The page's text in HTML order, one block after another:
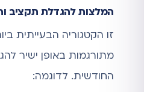
המלצות להגדלת תקציב
זו הקטגוריה הבעייתית
מתורגמות באופן ישיר
החודשית. לדוגמה: